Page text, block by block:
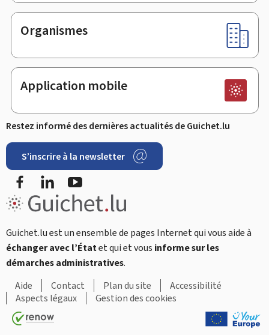
Organismes
Application mobile
Restez informé des dernières actualités de Guichet.lu
S’inscrire à la newsletter
FacebookLinkedIn
Guichet.lu est un ensemble de pages Internet qui vous aide à
échanger avec l’Étatet qui et vous informe sur les
démarches administratives.
Aide
Contact Plan du site
Accessibilité
Aspects légaux
Gestion des cookies